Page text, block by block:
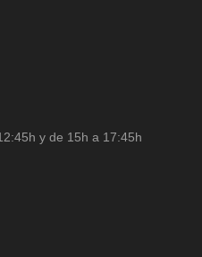
y de 15h a 17:45h